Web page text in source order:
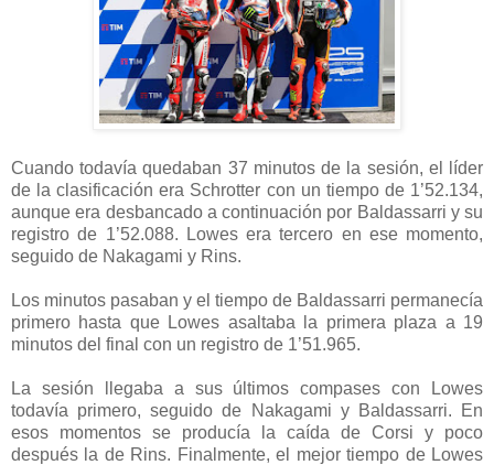
Cuando todavía quedaban 37 minutos de la sesión, el líder
de la clasificación era Schrotter con un tiempo de 1’52.134,
aunque era desbancado a continuación por Baldassarri y su
registro de 1’52.088. Lowes era tercero en ese momento,
seguido de Nakagami y Rins.
Los minutos pasaban y el tiempo de Baldassarri permanecía
primero hasta que Lowes asaltaba la primera plaza a 19
minutos del final con un registro de 1’51.965.
La sesión llegaba a sus últimos compases con Lowes
todavía primero, seguido de Nakagami y Baldassarri. En
esos momentos se producía la caída de Corsi y poco
después la de Rins. Finalmente, el mejor tiempo de Lowes